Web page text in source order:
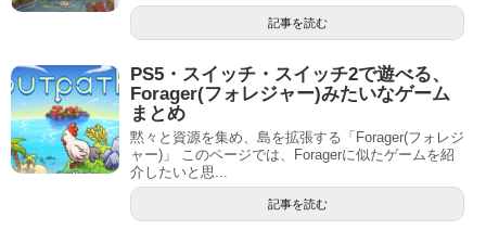
記事を読む
PS5・スイッチ・スイッチ2で遊べる、
Forager(フォレジャー)みたいなゲーム
まとめ
黙々と資源を集め、島を拡張する「Forager(フォレジ
ャー)」 このページでは、Foragerに似たゲームを紹
介したいと思...
記事を読む